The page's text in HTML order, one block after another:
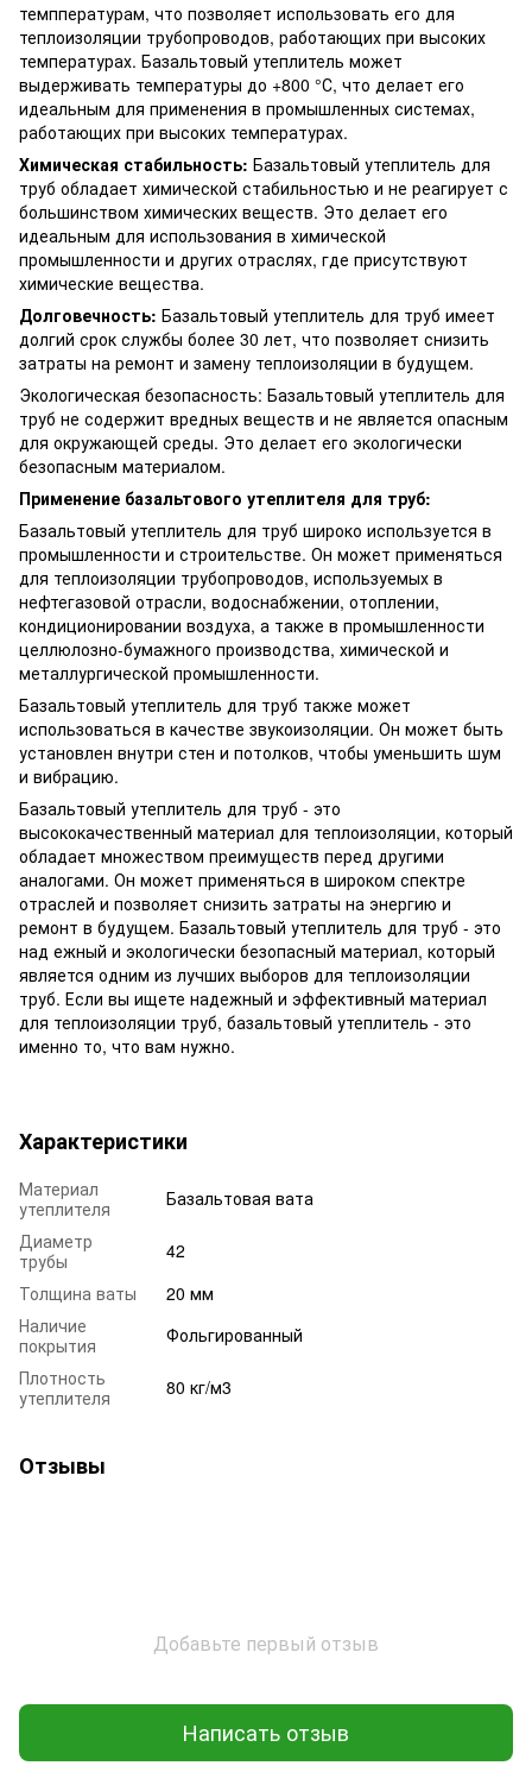
темппературам, что позволяет использовать его для
теплоизоляции трубопроводов, работающих при высоких
температурах. Базальтовый утеплитель может
выдерживать температуры до +800 °С, что делает его
идеальным для применения в промышленных системах,
работающих при высоких температурах.
Химическая стабильность: Базальтовый утеплитель для
труб обладает химической стабильностью и не реагирует с
большинством химических веществ. Это делает его
идеальным для использования в химической
промышленности и других отраслях, где присутствуют
химические вещества.
Долговечность: Базальтовый утеплитель для труб имеет
долгий срок службы более 30 лет, что позволяет снизить
затраты на ремонт и замену теплоизоляции в будущем.
Экологическая безопасность: Базальтовый утеплитель для
труб не содержит вредных веществ и не является опасным
для окружающей среды. Это делает его экологически
безопасным материалом.
Применение базальтового утеплителя для труб:
Базальтовый утеплитель для труб широко используется в
промышленности и строительстве. Он может применяться
для теплоизоляции трубопроводов, используемых в
нефтегазовой отрасли, водоснабжении, отоплении,
кондиционировании воздуха, а также в промышленности
целлюлозно-бумажного производства, химической и
металлургической промышленности.
Базальтовый утеплитель для труб также может
использоваться в качестве звукоизоляции. Он может быть
установлен внутри стен и потолков, чтобы уменьшить шум
и вибрацию.
Базальтовый утеплитель для труб - это
высококачественный материал для теплоизоляции, который
обладает множеством преимуществ перед другими
аналогами. Он может применяться в широком спектре
отраслей и позволяет снизить затраты на энергию и
ремонт в будущем. Базальтовый утеплитель для труб - это
над ежный и экологически безопасный материал, который
является одним из лучших выборов для теплоизоляции
труб. Если вы ищете надежный и эффективный материал
для теплоизоляции труб, базальтовый утеплитель - это
именно то, что вам нужно.
Характеристики
Материал
утеплителя
Базальтовая вата
Диаметр
трубы
42
Толщина ваты
20 мм
Наличие
покрытия
Фольгированный
Плотность
утеплителя
80 кг/м3
Отзывы
Добавьте первый отзыв
Написать отзыв